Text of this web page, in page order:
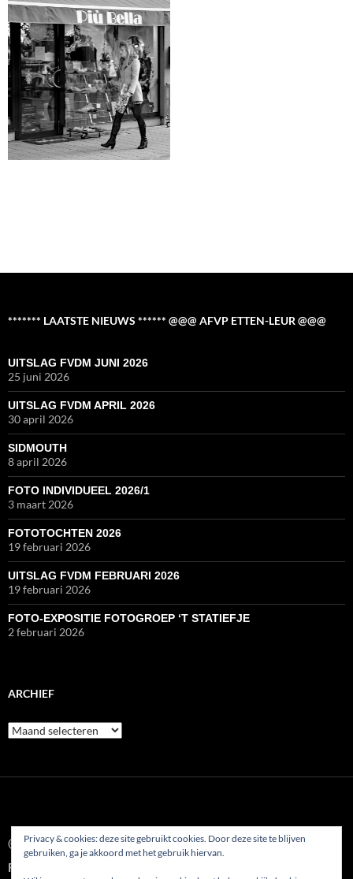
******* LAATSTE NIEUWS ****** @@@ AFVP ETTEN-LEUR @@@
UITSLAG FVDM JUNI 2026
25 juni 2026
UITSLAG FVDM APRIL 2026
30 april 2026
SIDMOUTH
8 april 2026
FOTO INDIVIDUEEL 2026/1
3 maart 2026
FOTOTOCHTEN 2026
19 februari 2026
UITSLAG FVDM FEBRUARI 2026
19 februari 2026
FOTO-EXPOSITIE FOTOGROEP ‘T STATIEFJE
2 februari 2026
ARCHIEF
Archief
© 2022
Fotoclub AFVP Etten-Leur
Privacy & cookies: deze site gebruikt cookies. Door deze site te blijven
gebruiken, ga je akkoord met het gebruik hiervan.